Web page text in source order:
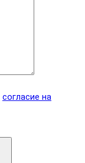
согласие на